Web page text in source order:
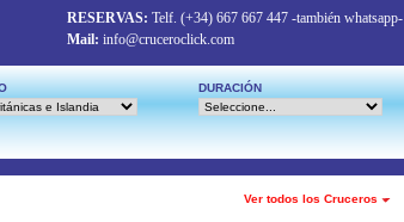
RESERVAS: Telf. (+34) 667 667 447 -también whatsapp-
Mail: info@cruceroclick.com
DURACIÓN
Ver todos los Cruceros